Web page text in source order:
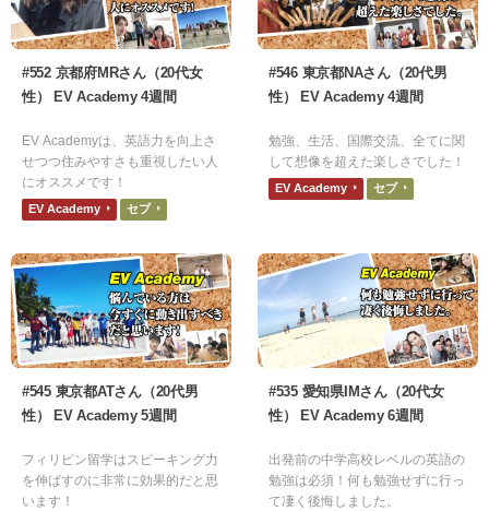
#552 京都府MRさん（20代女
性） EV Academy 4週間
EV Academyは、英語力を向上さ
せつつ住みやすさも重視したい人
にオススメです！
EV Academy セブ
#546 東京都NAさん（20代男
性） EV Academy 4週間
勉強、生活、国際交流、全てに関
して想像を超えた楽しさでした！
EV Academy セブ
#545 東京都ATさん（20代男
性） EV Academy 5週間
フィリピン留学はスピーキング力
を伸ばすのに非常に効果的だと思
います！
#535 愛知県IMさん（20代女
性） EV Academy 6週間
出発前の中学高校レベルの英語の
勉強は必須！何も勉強せずに行っ
て凄く後悔しました。